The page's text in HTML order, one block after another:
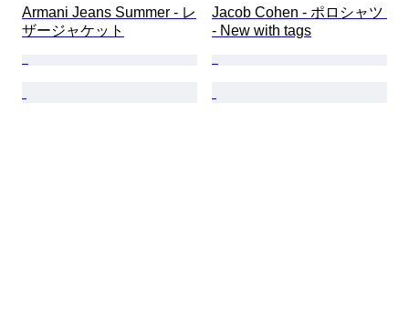
Armani Jeans Summer - レ
ザージャケット
Jacob Cohen - ポロシャツ
- New with tags